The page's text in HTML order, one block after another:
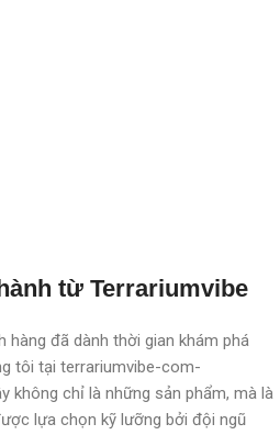
từ Terrariumvibe
hàng đã dành thời gian khám phá
tôi tại terrariumvibe-com-
không chỉ là những sản phẩm, mà là
lựa chọn kỹ lưỡng bởi đội ngũ